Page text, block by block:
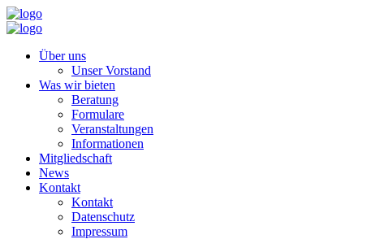
Über uns
Unser Vorstand
Was wir bieten
Beratung
Formulare
Veranstaltungen
Informationen
Mitgliedschaft
News
Kontakt
Kontakt
Datenschutz
Impressum